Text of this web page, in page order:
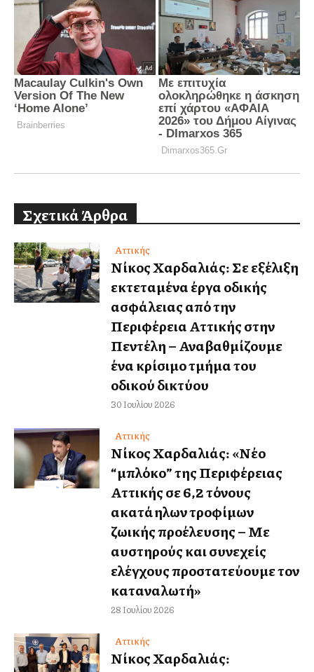
Σχετικά Άρθρα
Αττικής
Νίκος Χαρδαλιάς: Σε εξέλιξη
εκτεταμένα έργα οδικής
ασφάλειας από την
Περιφέρεια Αττικής στην
Πεντέλη – Αναβαθμίζουμε
ένα κρίσιμο τμήμα του
οδικού δικτύου
30 Ιουλίου 2026
Αττικής
Νίκος Χαρδαλιάς: «Νέο
“μπλόκο” της Περιφέρειας
Αττικής σε 6,2 τόνους
ακατάλληλων τροφίμων
ζωικής προέλευσης – Με
αυστηρούς και συνεχείς
ελέγχους προστατεύουμε τον
καταναλωτή»
28 Ιουλίου 2026
Αττικής
Νίκος Χαρδαλιάς: